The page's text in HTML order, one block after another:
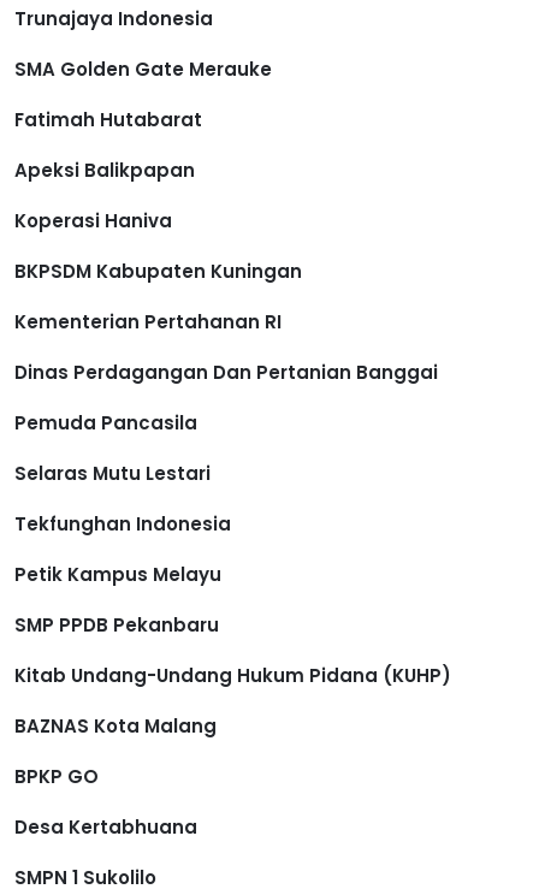
Trunajaya Indonesia
SMA Golden Gate Merauke
Fatimah Hutabarat
Apeksi Balikpapan
Koperasi Haniva
BKPSDM Kabupaten Kuningan
Kementerian Pertahanan RI
Dinas Perdagangan Dan Pertanian Banggai
Pemuda Pancasila
Selaras Mutu Lestari
Tekfunghan Indonesia
Petik Kampus Melayu
SMP PPDB Pekanbaru
Kitab Undang-Undang Hukum Pidana (KUHP)
BAZNAS Kota Malang
BPKP GO
Desa Kertabhuana
SMPN 1 Sukolilo